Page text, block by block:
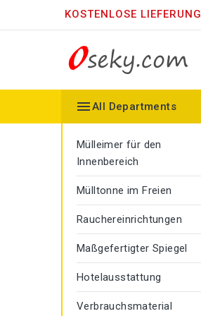
KOSTENLOSE LIEFERUNG
All Departments
Mülleimer für den
Innenbereich
Mülltonne im Freien
Rauchereinrichtungen
Maßgefertigter Spiegel
Hotelausstattung
Verbrauchsmaterial